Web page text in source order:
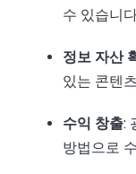
수 있습니
정보 자산
있는 콘텐
수익 창출:
방법으로